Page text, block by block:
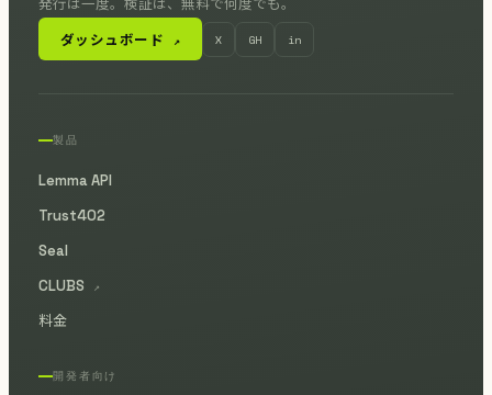
発行は一度。検証は、無料で何度でも。
ダッシュボード ↗ X GH in
製品
Lemma API
Trust402
Seal
CLUBS
↗
料金
開発者向け